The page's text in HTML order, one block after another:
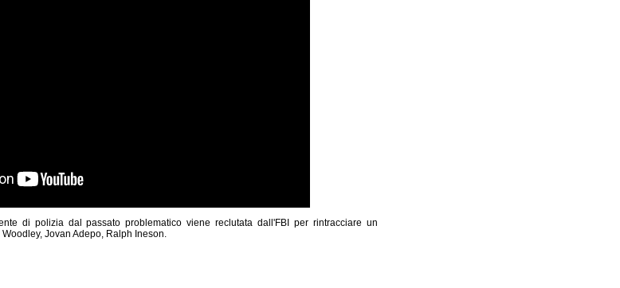
di polizia dal passato problematico viene reclutata dall'FBI per rintracciare un
Jovan Adepo, Ralph Ineson.